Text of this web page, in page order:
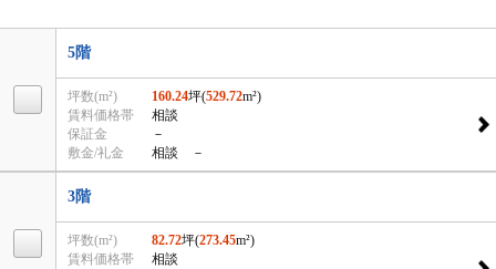
5階
坪数(m²) 160.24坪(529.72m²)
賃料価格帯
相談
保証金
－
敷金/礼金
相談 －
3階
坪数(m²) 82.72坪(273.45m²)
賃料価格帯
相談